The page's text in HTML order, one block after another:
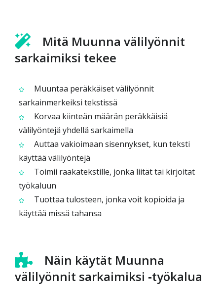
Mitä Muunna välilyönnit
sarkaimiksi tekee
Muuntaa peräkkäiset välilyönnit
sarkainmerkeiksi tekstissä
Korvaa kiinteän määrän peräkkäisiä
välilyöntejä yhdellä sarkaimella
Auttaa vakioimaan sisennykset, kun teksti
käyttää välilyöntejä
Toimii raakatekstille, jonka liität tai kirjoitat
työkaluun
Tuottaa tulosteen, jonka voit kopioida ja
käyttää missä tahansa
Näin käytät Muunna
välilyönnit sarkaimiksi ‑työkalua